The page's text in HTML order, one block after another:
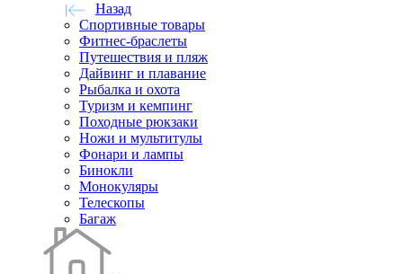
Назад
Спортивные товары
Фитнес-браслеты
Путешествия и пляж
Дайвинг и плавание
Рыбалка и охота
Туризм и кемпинг
Походные рюкзаки
Ножи и мультитулы
Фонари и лампы
Бинокли
Монокуляры
Телескопы
Багаж